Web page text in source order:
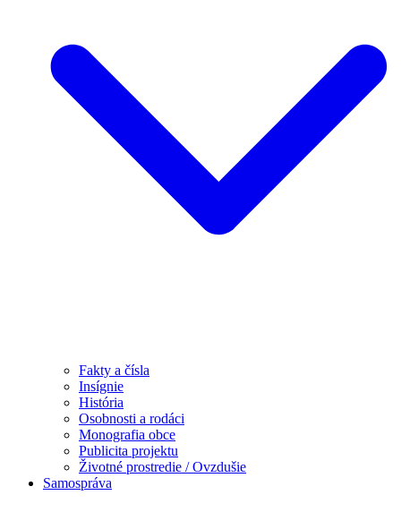
Fakty a čísla
Insígnie
História
Osobnosti a rodáci
Monografia obce
Publicita projektu
Životné prostredie / Ovzdušie
Samospráva